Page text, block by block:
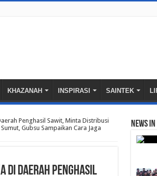
KHAZANAH INSPIRASI SAINTEK
Penghasil Sawit, Minta Distribusi
Gubsu Sampaikan Cara Jaga
di Daerah Penghasil
News